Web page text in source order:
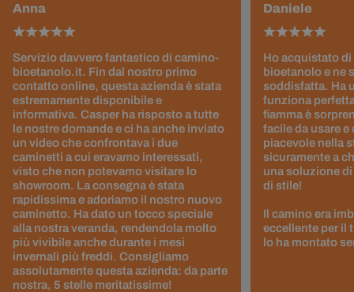
Anna
Servizio davvero fantastico di camino-
bioetanolo.it. Fin dal nostro primo
contatto online, questa azienda è stata
estremamente disponibile e
informativa. Casper ha risposto a tutte
le nostre domande e ci ha anche inviato
un video che confrontava i due
caminetti a cui eravamo interessati,
visto che non potevamo visitare lo
showroom. La consegna è stata
rapidissima e adoriamo il nostro nuovo
caminetto. Ha dato un tocco speciale
alla nostra veranda, rendendola molto
più vivibile anche durante i mesi
invernali più freddi. Consigliamo
assolutamente questa azienda: da parte
nostra, 5 stelle meritatissime!
Daniele
Ho acquistato di
bioetanolo e ne
soddisfatta. Ha
funziona
fiamma è
facile da usare e
piacevole nella
sicuramente a
una soluzione
di stile!
Il camino era
eccellente per il
lo ha montato